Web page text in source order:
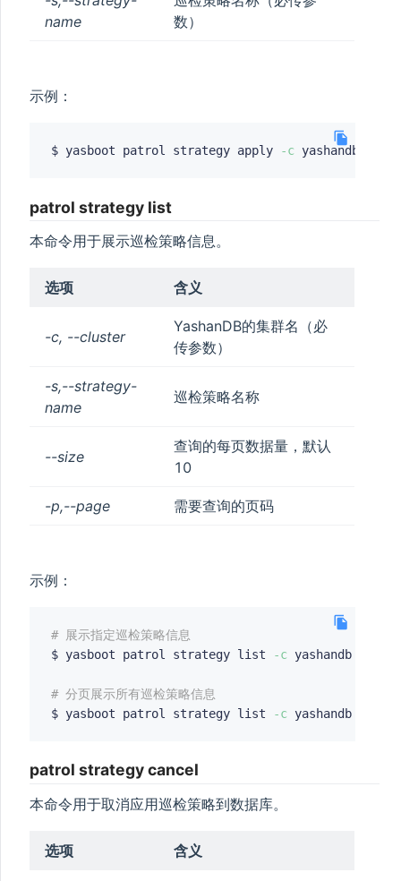
name
数）
示例：
$ yasboot patrol strategy apply -c yashandb
patrol strategy list
本命令用于展示巡检策略信息。
选项 含义
-c, --cluster
YashanDB的集群名（必
传参数）
-s,--strategy-
name
巡检策略名称
--size
查询的每页数据量，默认
10
-p,--page 需要查询的页码
示例：
# 展示指定巡检策略信息
$ yasboot patrol strategy list
-c yashandb
# 分页展示所有巡检策略信息
$ yasboot patrol strategy list
-c
patrol strategy cancel
本命令用于取消应用巡检策略到数据库。
选项 含义